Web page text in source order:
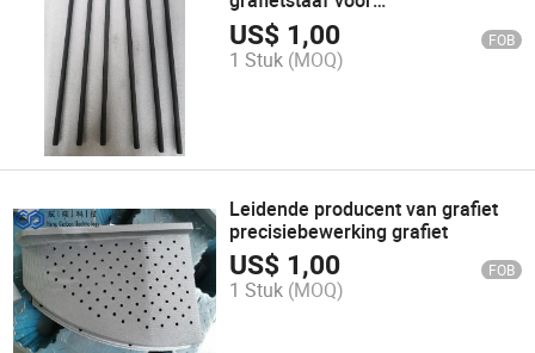
warmtebehandeling
US$ 1,00 FOB
1 Stuk (MOQ)
Leidende producent van grafiet
precisiebewerking grafiet
US$ 1,00 FOB
1 Stuk (MOQ)